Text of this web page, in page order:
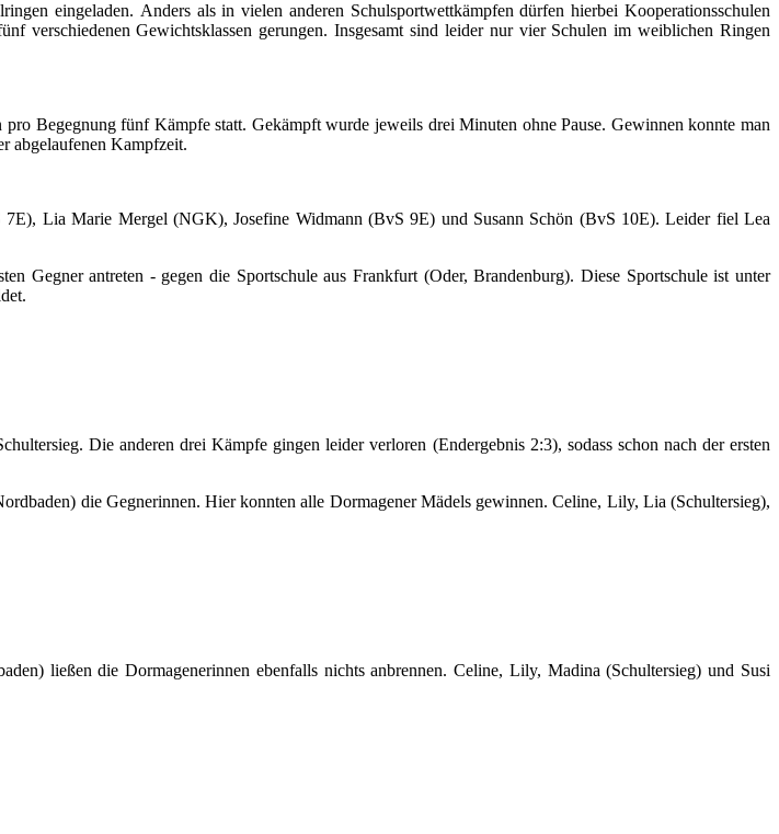
eingeladen. Anders als in vielen anderen Schulsportwettkämpfen dürfen hierbei Kooperationsschulen
verschiedenen Gewichtsklassen gerungen.Insgesamt sind leider nur vier Schulen im weiblichen Ringen
Begegnung fünf Kämpfe statt. Gekämpft wurde jeweils drei Minuten ohne Pause. Gewinnen konnte man
abgelaufenen Kampfzeit.
Lia Marie Mergel (NGK), Josefine Widmann (BvS 9E) und Susann Schön (BvS 10E). Leider fiel Lea
Gegner antreten - gegen die Sportschule aus Frankfurt (Oder, Brandenburg).Diese Sportschule ist unter
Die anderen drei Kämpfe gingen leider verloren (Endergebnis 2:3), sodass schon nach der ersten
die Gegnerinnen. Hier konnten alle Dormagener Mädels gewinnen. Celine, Lily, Lia (Schultersieg),
ließen die Dormagenerinnen ebenfalls nichts anbrennen. Celine, Lily, Madina (Schultersieg) und Susi